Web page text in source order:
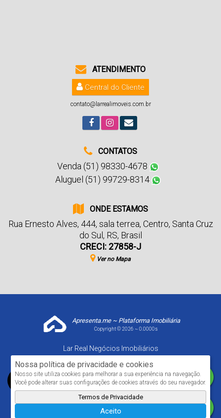
Nossa política de privacidade e cookies
Nosso site utiliza cookies para melhorar a sua experiência na navegação.
Você pode alterar suas configurações de cookies através do seu navegador.
Termos de Privacidade
Aceito
ATENDIMENTO
Central do Cliente
contato@larrealimoveis.com.br
CONTATOS
Venda (51) 98330-4678
Aluguel (51) 99729-8314
ONDE ESTAMOS
Rua Ernesto Alves, 444, sala terrea, Centro, Santa Cruz
do Sul , RS, Brasil
CRECI: 27858-J
Ver no Mapa
Apresenta.me ~ Plataforma Imobiliária
Copyright © 2026 ~ 0.0000s
Lar Real Negócios Imobiliários